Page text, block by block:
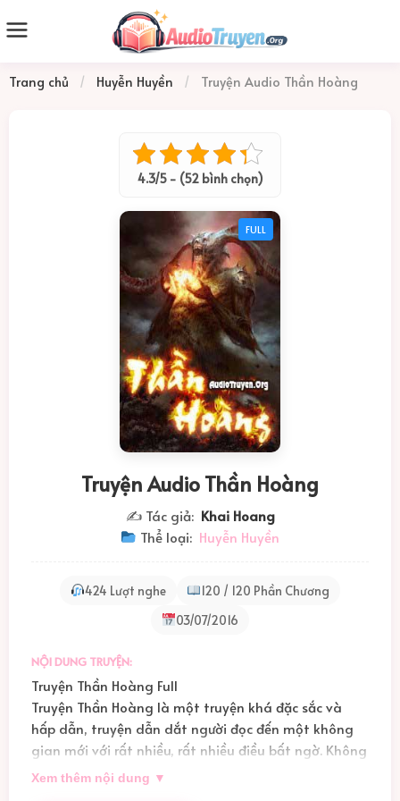
Trang chủ / Huyễn Huyền / Truyện Audio Thần Hoàng
4.3/5 - (52 bình chọn)
FULL
Truyện Audio Thần Hoàng
✍️ Tác giả: Khai Hoang
Thể loại: Huyễn Huyền
424 Lượt nghe
120 / 120 Phần Chương
03/07/2016
NỘI DUNG TRUYỆN:
Truyện Thần Hoàng Full
Truyện Thần Hoàng là một truyện khá đặc sắc và
hấp dẫn, truyện dẫn dắt người đọc đến một không
gian mới với rất nhiều, rất nhiều điều bất ngờ. Không
còn là một truyện quá gò ép, mà là một truyện với
Xem thêm nội dung ▼